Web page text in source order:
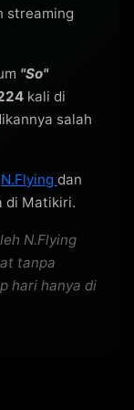
streaming
"So"
kali di
salah
N.Flying dan
di Matikiri.
N.Flying
tanpa
hari hanya di